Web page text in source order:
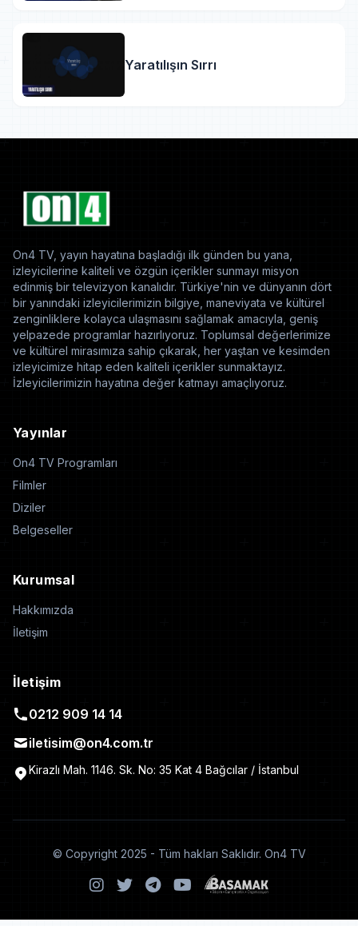
Yaratılışın Sırrı
On4 TV, yayın hayatına başladığı ilk günden bu yana,
izleyicilerine kaliteli ve özgün içerikler sunmayı misyon
edinmiş bir televizyon kanalıdır. Türkiye'nin ve dünyanın dört
bir yanındaki izleyicilerimizin bilgiye, maneviyata ve kültürel
zenginliklere kolayca ulaşmasını sağlamak amacıyla, geniş
yelpazede programlar hazırlıyoruz. Toplumsal değerlerimize
ve kültürel mirasımıza sahip çıkarak, her yaştan ve kesimden
izleyicimize hitap eden kaliteli içerikler sunmaktayız.
İzleyicilerimizin hayatına değer katmayı amaçlıyoruz.
Yayınlar
On4 TV Programları
Filmler
Diziler
Belgeseller
Kurumsal
Hakkımızda
İletişim
İletişim
0212 909 14 14
iletisim@on4.com.tr
Kirazlı Mah. 1146. Sk. No: 35 Kat 4 Bağcılar / İstanbul
© Copyright 2025 - Tüm hakları Saklıdır. On4 TV